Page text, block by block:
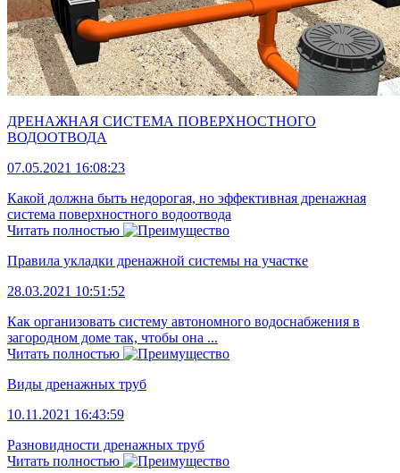
ДРЕНАЖНАЯ СИСТЕМА ПОВЕРХНОСТНОГО
ВОДООТВОДА
07.05.2021 16:08:23
Какой должна быть недорогая, но эффективная дренажная
система поверхностного водоотвода
Читать полностью
Правила укладки дренажной системы на участке
28.03.2021 10:51:52
Как организовать систему автономного водоснабжения в
загородном доме так, чтобы она ...
Читать полностью
Виды дренажных труб
10.11.2021 16:43:59
Разновидности дренажных труб
Читать полностью